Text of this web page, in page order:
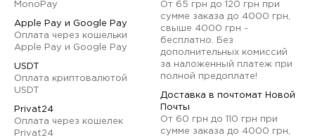
MonoPay
Apple Pay и Google Pay
Оплата через кошельки
Apple Pay и Google Pay
USDT
Оплата криптовалютой
USDT
Privat24
Оплата через кошелек
Privat24
От 65 грн до 120 грн при
сумме заказа до 4000 грн,
свыше 4000 грн -
бесплатно. Без
дополнительных комиссий
за наложенный платеж при
полной предоплате!
Доставка в почтомат Новой
Почты
От 60 грн до 110 грн при
сумме заказа до 4000 грн,